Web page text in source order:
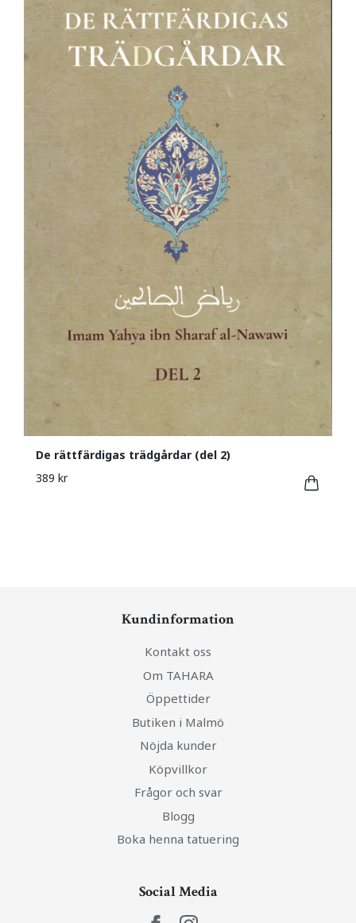
De rättfärdigas trädgårdar (del 2)
389 kr
Kundinformation
Kontakt oss
Om TAHARA
Öppettider
Butiken i Malmö
Nöjda kunder
Köpvillkor
Frågor och svar
Blogg
Boka henna tatuering
Social Media